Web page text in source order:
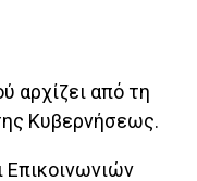
αρχίζει από τη
Κυβερνήσεως.